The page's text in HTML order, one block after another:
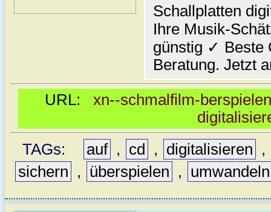
Schallplatten
Ihre Musik-
günstig ✓ Beste
Beratung. Jetzt
URL: xn--schmalfilm-
TAGs:
auf , cd , digitalisieren
,
sichern
, überspielen , umwandeln